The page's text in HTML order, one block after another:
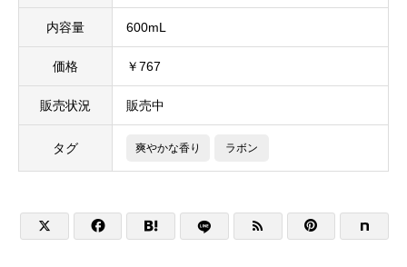
内容量 600mL
価格 ￥767
販売状況 販売中
タグ 爽やかな香り ラボン
    